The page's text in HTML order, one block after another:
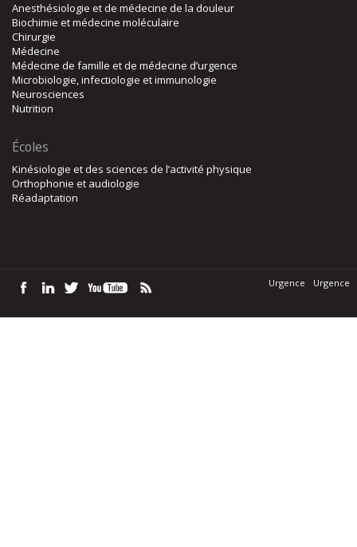
Anesthésiologie et de médecine de la douleur
Biochimie et médecine moléculaire
Chirurgie
Médecine
Médecine de famille et de médecine d’urgence
Microbiologie, infectiologie et immunologie
Neurosciences
Nutrition
Écoles
Kinésiologie et des sciences de l’activité physique
Orthophonie et audiologie
Réadaptation
Urgence Urgence